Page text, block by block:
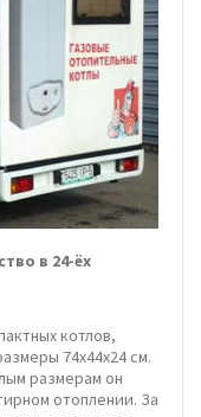
в 24-ёх
котлов,
74х44х24 см.
размерам он
отоплении. За